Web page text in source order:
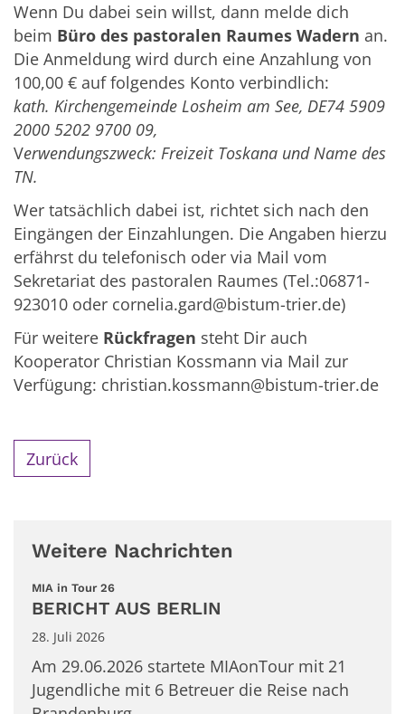
Wenn Du dabei sein willst, dann melde dich
beim Büro des pastoralen Raumes Wadern an.
Die Anmeldung wird durch eine Anzahlung von
100,00 € auf folgendes Konto verbindlich:
kath. Kirchengemeinde Losheim am See, DE74 5909
2000 5202 9700 09,
Verwendungszweck: Freizeit Toskana und Name des
TN.
Wer tatsächlich dabei ist, richtet sich nach den
Eingängen der Einzahlungen. Die Angaben hierzu
erfährst du telefonisch oder via Mail vom
Sekretariat des pastoralen Raumes (Tel.:06871-
923010 oder cornelia.gard@bistum-trier.de)
Für weitere Rückfragen steht Dir auch
Kooperator Christian Kossmann via Mail zur
Verfügung: christian.kossmann@bistum-trier.de
Zurück
Weitere Nachrichten
MIA in Tour 26:
BERICHT AUS BERLIN
28. Juli 2026
Am 29.06.2026 startete MIAonTour mit 21
Jugendliche mit 6 Betreuer die Reise nach